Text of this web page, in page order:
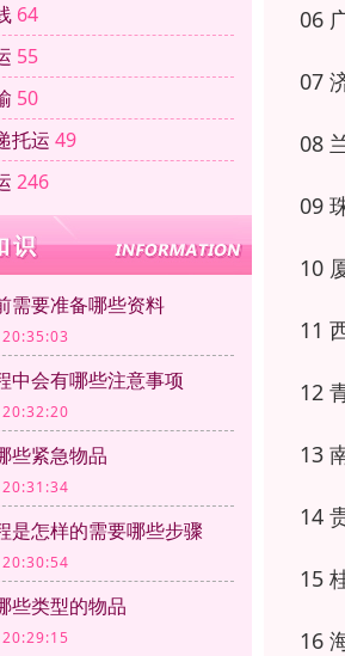
64
55
50
托运 49
246
需要准备哪些资料
中会有哪些注意事项
些紧急物品
是怎样的需要哪些步骤
些类型的物品
06
07
08
09
10
11
12
13
14
15
16